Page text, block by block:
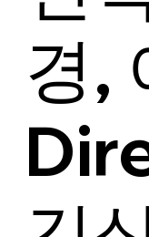
경,